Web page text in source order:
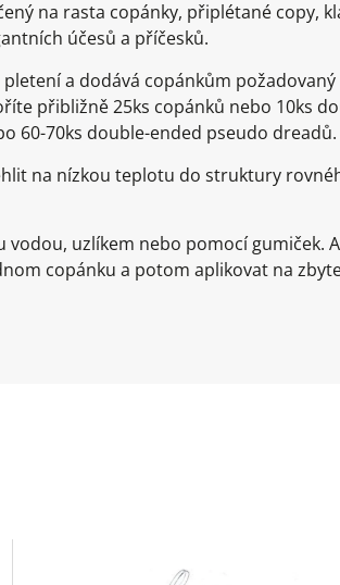
na rasta copánky, připlétané copy,
účesů a příčesků.
a dodává copánkům
přibližně 25ks copánků nebo 10ks
60-70ks double-ended pseudo dreadů.
na nízkou teplotu do struktury
uzlíkem nebo pomocí gumiček.
copánku a potom aplikovat na